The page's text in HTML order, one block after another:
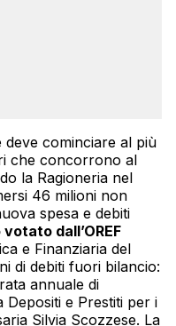
deve cominciare al più
che concorrono al
la Ragioneria nel
46 milioni non
spesa e debiti
dall’OREF
e Finanziaria del
di debiti fuori bilancio:
annuale di
Depositi e Prestiti per i
Silvia Scozzese. La